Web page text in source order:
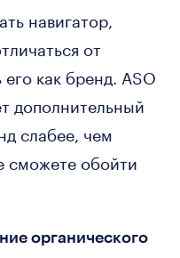
навигатор,
от
как бренд. ASO
дополнительный
слабее, чем
сможете обойти
органического